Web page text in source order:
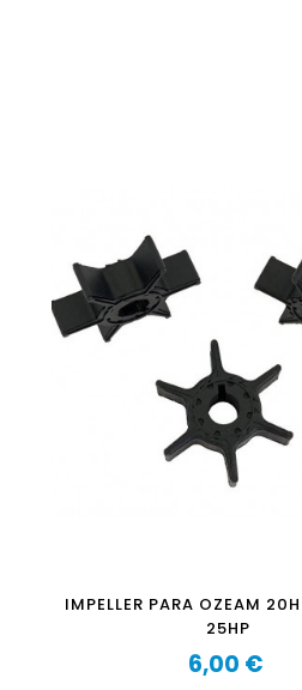
IMPELLER PARA OZEAM
25HP
Preço
6,00 €